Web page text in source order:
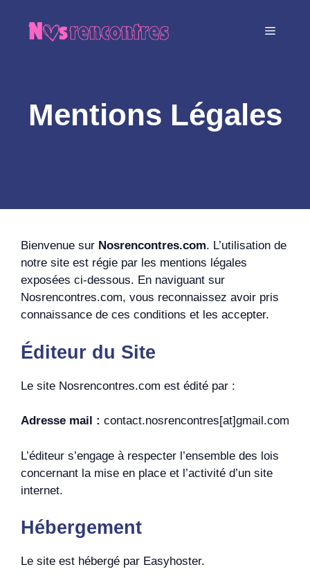
contenu
MENU
Mentions Légales
Bienvenue sur Nosrencontres.com. L’utilisation de
notre site est régie par les mentions légales
exposées ci-dessous. En naviguant sur
Nosrencontres.com, vous reconnaissez avoir pris
connaissance de ces conditions et les accepter.
Éditeur du Site
Le site Nosrencontres.com est édité par :
Adresse mail : contact.nosrencontres[at]gmail.com
L’éditeur s’engage à respecter l’ensemble des lois
concernant la mise en place et l’activité d’un site
internet.
Hébergement
Le site est hébergé par Easyhoster.